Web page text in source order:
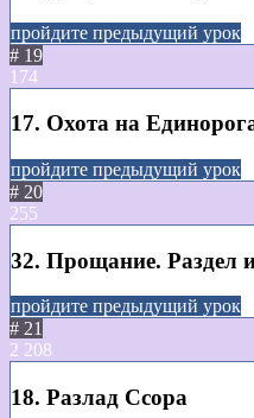
пройдите предыдущий урок
# 19
174
17. Охота на
пройдите предыдущий урок
# 20
255
32. Прощание. Раздел
пройдите предыдущий урок
# 21
2 208
18. Разлад Ссора